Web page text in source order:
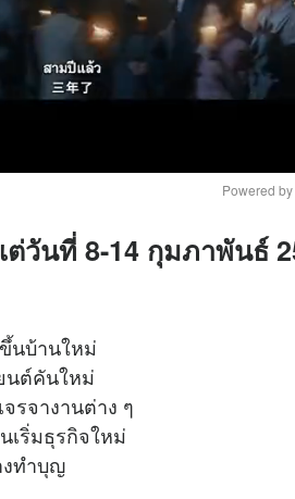
M
Powered by
วันที่ 8-14 กุมภาพันธ์
นบ้านใหม่
นต์คันใหม่
จรจางานต่าง ๆ
นเริ่มธุรกิจใหม่
งทำบุญ